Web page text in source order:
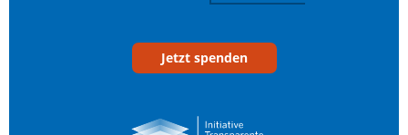
Jetzt spenden